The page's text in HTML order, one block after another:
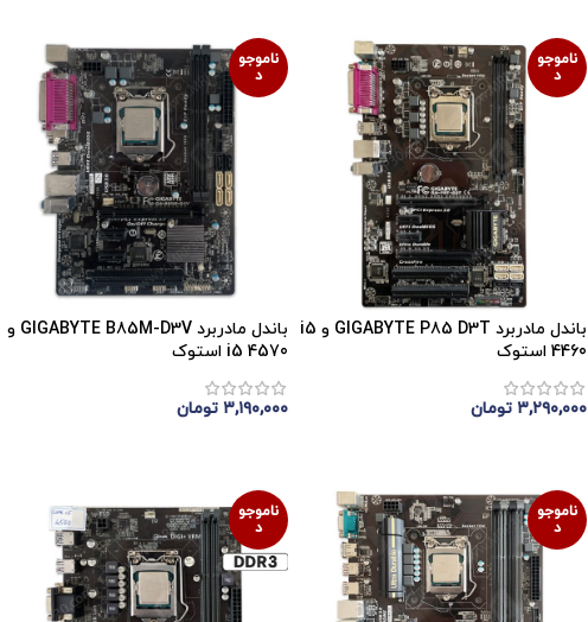
ناموجو
د
باندل مادربرد GIGABYTE P85 D3T و i5
4460 استوک
۳,۲۹۰,۰۰۰ تومان
ناموجو
د
باندل مادربرد GIGABYTE B85M-D3V و
i5 4570 استوک
۳,۱۹۰,۰۰۰ تومان
ناموجو
د
ناموجو
د